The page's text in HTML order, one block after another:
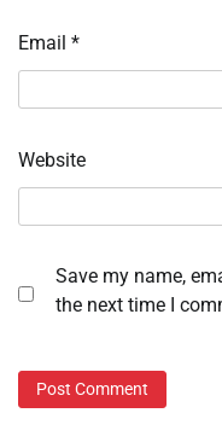
Email *
Website
Save my name,
the next time I